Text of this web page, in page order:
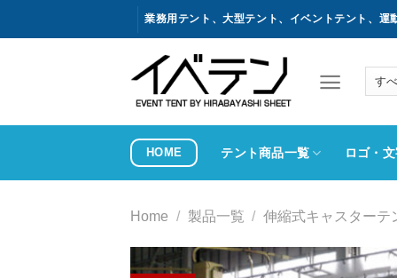
へ
業務用テント、大型テント、イベントテント、
HOME テント商品一覧 ロゴ・
Home / 製品一覧 / 伸縮式キャスターテ